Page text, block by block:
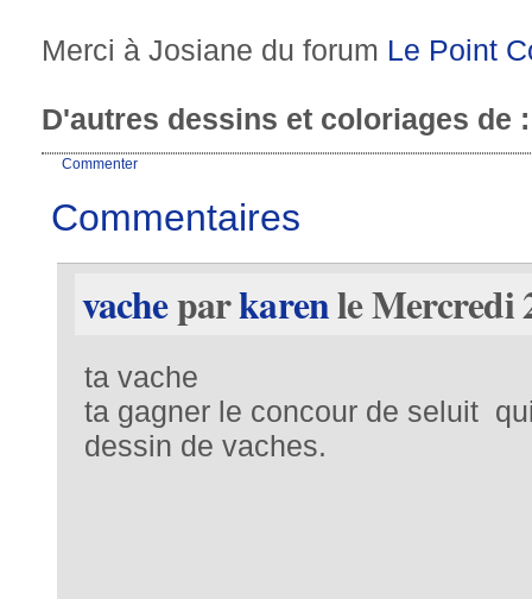
Merci à Josiane du forum Le Point
D'autres dessins et coloriages de
Commenter
Commentaires
vacheparkarenle Mercredi
ta vache
ta gagner le concour de seluit
dessin de vaches.